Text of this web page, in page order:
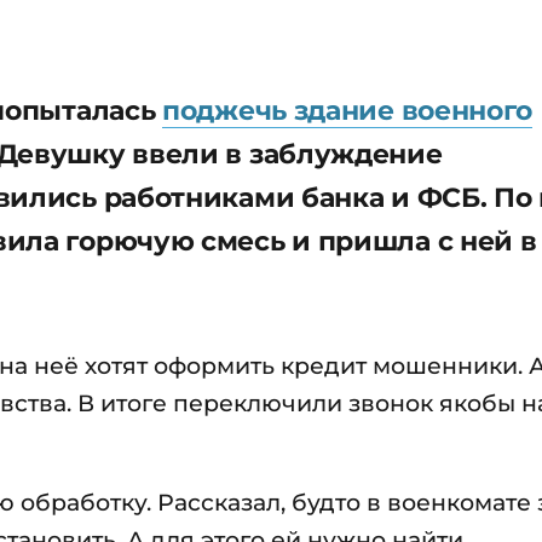
поджечь здание военного
ввели в заблуждение
работниками банка и ФСБ. По
горючую смесь и пришла с ней в
неё хотят оформить кредит мошенники.
В итоге переключили звонок якобы
Рассказал, будто в военкомате